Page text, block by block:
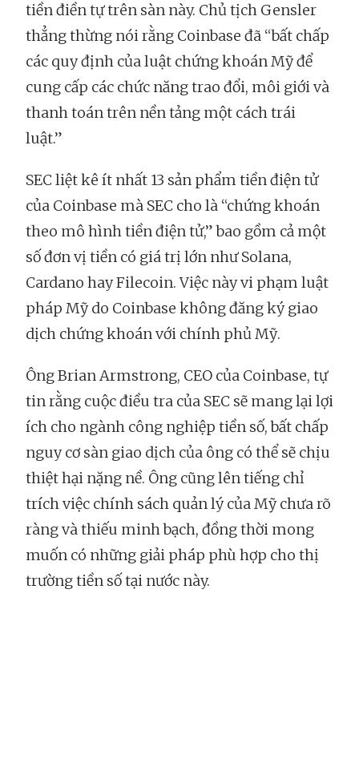
tiền điền tự trên sàn này. Chủ tịch Gensler
thẳng thừng nói rằng Coinbase đã “bất chấp
các quy định của luật chứng khoán Mỹ để
cung cấp các chức năng trao đổi, môi giới và
thanh toán trên nền tảng một cách trái
luật.”
SEC liệt kê ít nhất 13 sản phẩm tiền điện tử
của Coinbase mà SEC cho là “chứng khoán
theo mô hình tiền điện tử,” bao gồm cả một
số đơn vị tiền có giá trị lớn như Solana,
Cardano hay Filecoin. Việc này vi phạm luật
pháp Mỹ do Coinbase không đăng ký giao
dịch chứng khoán với chính phủ Mỹ.
Ông Brian Armstrong, CEO của Coinbase, tự
tin rằng cuộc điều tra của SEC sẽ mang lại lợi
ích cho ngành công nghiệp tiền số, bất chấp
nguy cơ sàn giao dịch của ông có thể sẽ chịu
thiệt hại nặng nề. Ông cũng lên tiếng chỉ
trích việc chính sách quản lý của Mỹ chưa rõ
ràng và thiếu minh bạch, đồng thời mong
muốn có những giải pháp phù hợp cho thị
trường tiền số tại nước này.